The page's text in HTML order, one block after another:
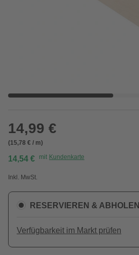
14,99 €
(15,78 € / m)
14,54 € mit Kundenkarte
Inkl. MwSt.
RESERVIEREN & ABHOLEN
Verfügbarkeit im Markt prüfen